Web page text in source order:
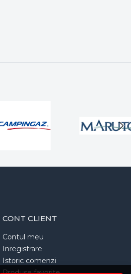
CONT CLIENT
Contul meu
Inregistrare
Istoric comenzi